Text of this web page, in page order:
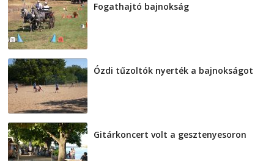
Fogathajtó bajnokság
Ózdi tűzoltók nyerték a bajnokságot
Gitárkoncert volt a gesztenyesoron